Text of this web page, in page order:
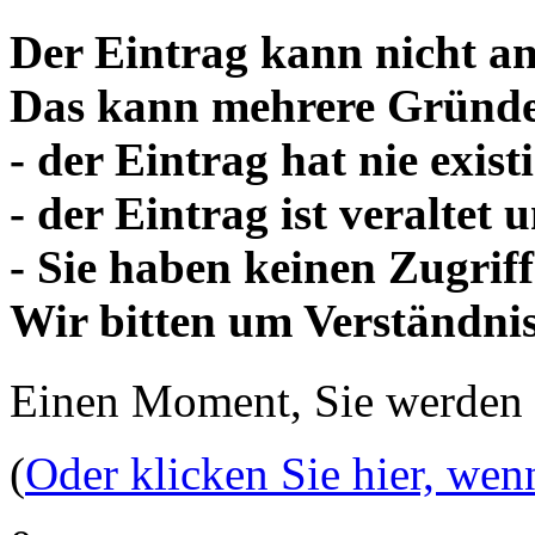
Der Eintrag kann nicht
Das kann mehrere
- der Eintrag hat nie
- der Eintrag ist veraltet
- Sie haben keinen
Wir bitten um
Einen Moment, Sie
(Oder klicken Sie hier,